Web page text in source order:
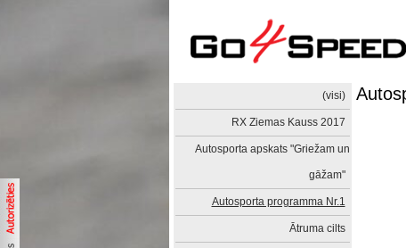
(visi)
RX Ziemas Kauss 2017
Autosporta apskats "Griežam un
gāžam"
Autosporta programma Nr.1
Ātruma cilts